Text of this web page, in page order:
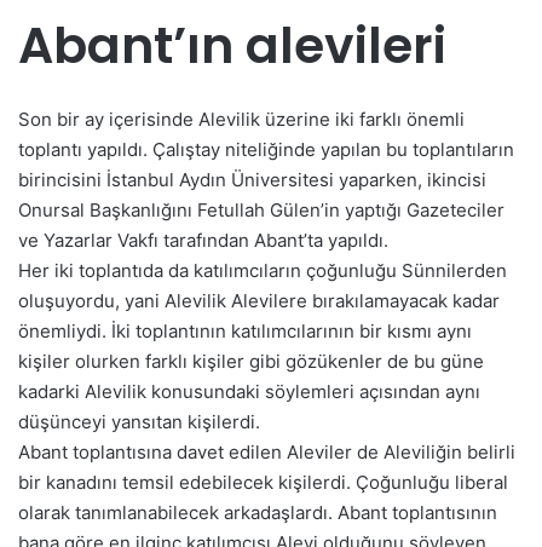
Abant’ın alevileri
Son bir ay içerisinde Alevilik üzerine iki farklı önemli
toplantı yapıldı. Çalıştay niteliğinde yapılan bu toplantıların
birincisini İstanbul Aydın Üniversitesi yaparken, ikincisi
Onursal Başkanlığını Fetullah Gülen’in yaptığı Gazeteciler
ve Yazarlar Vakfı tarafından Abant’ta yapıldı.
Her iki toplantıda da katılımcıların çoğunluğu Sünnilerden
oluşuyordu, yani Alevilik Alevilere bırakılamayacak kadar
önemliydi. İki toplantının katılımcılarının bir kısmı aynı
kişiler olurken farklı kişiler gibi gözükenler de bu güne
kadarki Alevilik konusundaki söylemleri açısından aynı
düşünceyi yansıtan kişilerdi.
Abant toplantısına davet edilen Aleviler de Aleviliğin belirli
bir kanadını temsil edebilecek kişilerdi. Çoğunluğu liberal
olarak tanımlanabilecek arkadaşlardı. Abant toplantısının